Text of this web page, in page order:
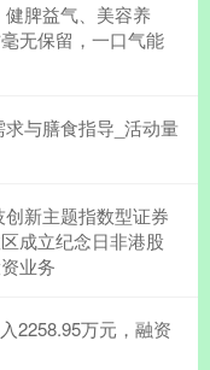
脾益气、美容养
无保留，一口气能
与膳食指导_活动量
新主题指数型证券
成立纪念日非港股
业务
2258.95万元，融资